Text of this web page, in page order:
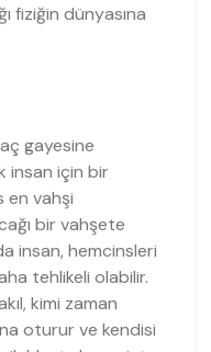
fiziğin dünyasına
gayesine
insan için bir
en vahşi
bir vahşete
insan, hemcinsleri
tehlikeli olabilir.
kimi zaman
oturur ve kendisi